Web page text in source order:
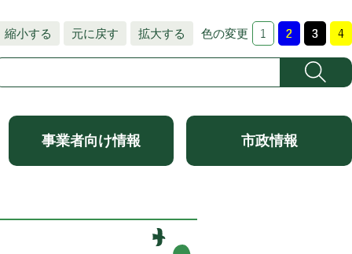
縮小する 元に戻す 拡大する 色の変更
事業者向け情報 市政情報